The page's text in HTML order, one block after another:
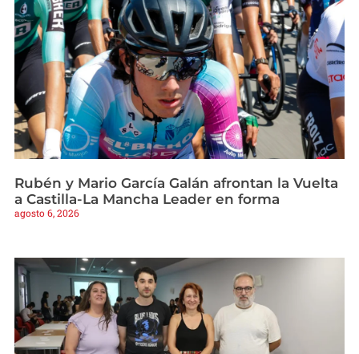
Rubén y Mario García Galán afrontan la Vuelta
a Castilla-La Mancha Leader en forma
agosto 6, 2026